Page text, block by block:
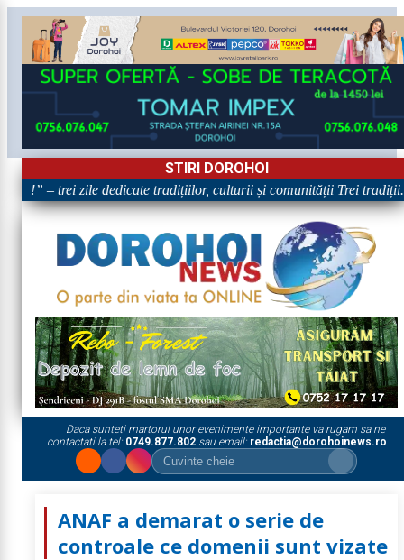
STIRI DOROHOI
– trei zile dedicate tradițiilor, culturii și comunității Trei tradiții.
Daca sunteti martorul unor evenimente importante va rugam sa ne
contactati la tel: 0749.877.802sau email: redactia@dorohoinews.ro
ANAF a demarat o serie de
controale ce domenii sunt vizate